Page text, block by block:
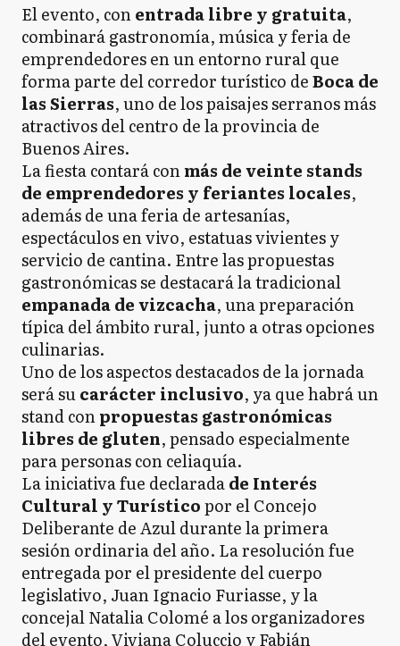
El evento, conentrada libre y gratuita,
combinará gastronomía, música y feria de
emprendedores en un entorno rural que
forma parte del corredor turístico deBoca de
las Sierras, uno de los paisajes serranos más
atractivos del centro de la provincia de
Buenos Aires.
La fiesta contará conmás de veinte stands
de emprendedores y feriantes locales,
además de una feria de artesanías,
espectáculos en vivo, estatuas vivientes y
servicio de cantina. Entre las propuestas
gastronómicas se destacará la tradicional
empanada de vizcacha, una preparación
típica del ámbito rural, junto a otras opciones
culinarias.
Uno de los aspectos destacados de la jornada
será sucarácter inclusivo, ya que habrá un
stand conpropuestas gastronómicas
libres de gluten, pensado especialmente
para personas con celiaquía.
La iniciativa fue declaradade Interés
Cultural y Turísticopor el Concejo
Deliberante de Azul durante la primera
sesión ordinaria del año. La resolución fue
entregada por el presidente del cuerpo
legislativo, Juan Ignacio Furiasse, y la
concejal Natalia Colomé a los organizadores
del evento, Viviana Coluccio y Fabián